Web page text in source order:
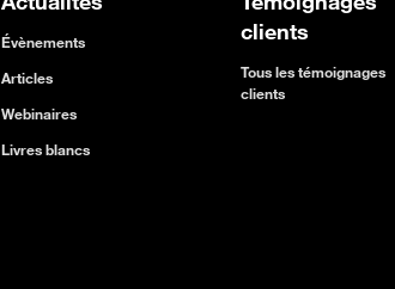
Évènements
Articles
Webinaires
Livres blancs
clients
Tous les témoignages
clients